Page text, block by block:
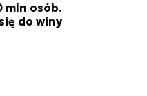
mln osób.
do winy